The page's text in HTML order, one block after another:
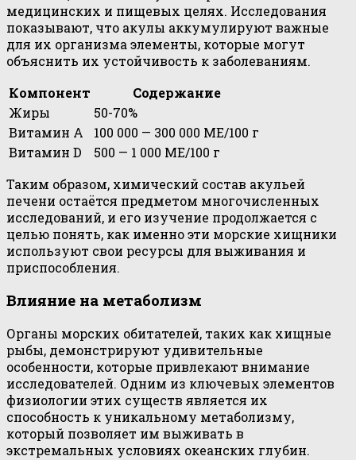
медицинских и пищевых целях. Исследования
показывают, что акулы аккумулируют важные
для их организма элементы, которые могут
объяснить их устойчивость к заболеваниям.
Компонент
Содержание
Жиры
50-70%
Витамин A
100 000 — 300 000 МЕ/100 г
Витамин D
500 — 1 000 МЕ/100 г
Таким образом, химический состав акульей
печени остаётся предметом многочисленных
исследований, и его изучение продолжается с
целью понять, как именно эти морские хищники
используют свои ресурсы для выживания и
приспособления.
Влияние на метаболизм
Органы морских обитателей, таких как хищные
рыбы, демонстрируют удивительные
особенности, которые привлекают внимание
исследователей. Одним из ключевых элементов
физиологии этих существ является их
способность к уникальному метаболизму,
который позволяет им выживать в
экстремальных условиях океанских глубин.